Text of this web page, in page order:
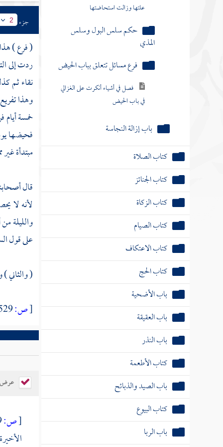
فرع مسائل تتعلق بباب الحيض
فصل في أشياء أنكرت على الغزالي
في باب الحيض
باب إزالة النجاسة
كتاب الصلاة
كتاب الجنائز
كتاب الزكاة
كتاب الصيام
كتاب الاعتكاف
كتاب الحج
باب الأضحية
باب العقيقة
باب النذر
كتاب الأطعمة
باب الصيد والذبائح
كتاب البيوع
باب الربا
باب بيع العرايا
باب بيع الأصول والثمار
جزء 2
( فرع ) هذا
ردت إلى
نقاء ثم
وهذا
خمسة
فحيضها
مبتدأة غير
قال
لأنه لا
والليلة
على قول
( والثاني
[ص:
عرض
[ص:529 ]